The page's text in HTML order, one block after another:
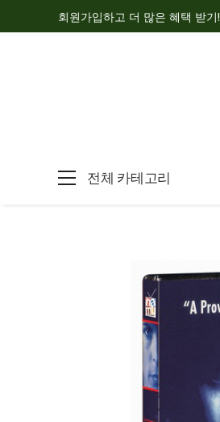
회원가입하고 더 많은 혜택 받기!
전체 카테고리